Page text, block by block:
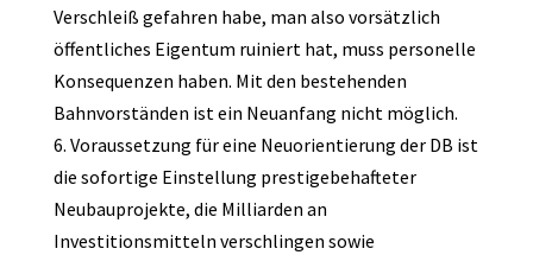
Verschleiß gefahren habe, man also vorsätzlich
öffentliches Eigentum ruiniert hat, muss personelle
Konsequenzen haben. Mit den bestehenden
Bahnvorständen ist ein Neuanfang nicht möglich.
6. Voraussetzung für eine Neuorientierung der DB ist
die sofortige Einstellung prestigebehafteter
Neubauprojekte, die Milliarden an
Investitionsmitteln verschlingen sowie